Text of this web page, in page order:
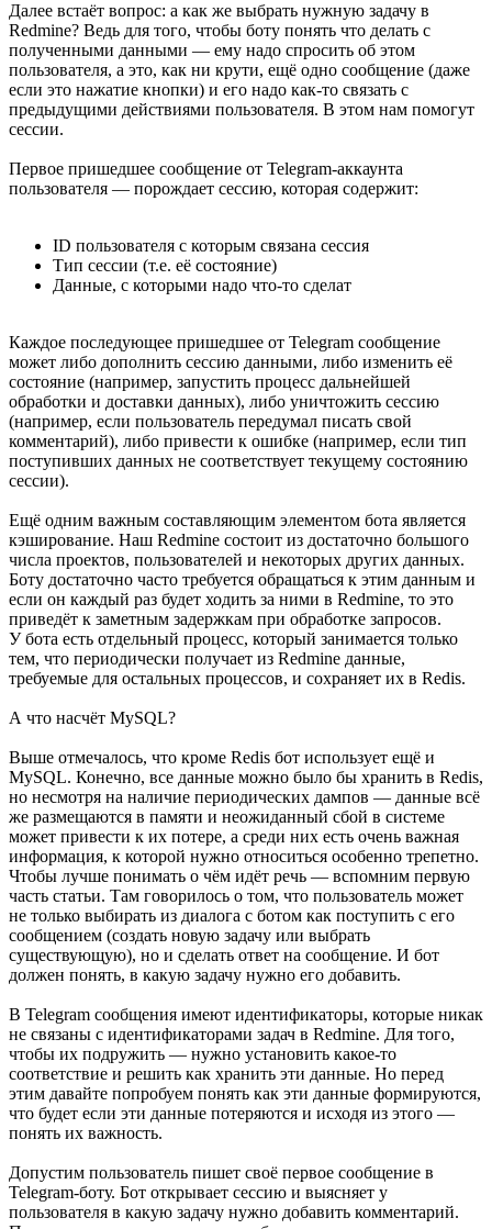
Далее встаёт вопрос: а как же выбрать нужную задачу в
Redmine? Ведь для того, чтобы боту понять что делать с
полученными данными — ему надо спросить об этом
пользователя, а это, как ни крути, ещё одно сообщение (даже
если это нажатие кнопки) и его надо как-то связать с
предыдущими действиями пользователя. В этом нам помогут
сессии.
Первое пришедшее сообщение от Telegram-аккаунта
пользователя — порождает сессию, которая содержит:
ID пользователя с которым связана сессия
Тип сессии (т.е. её состояние)
Данные, с которыми надо что-то сделат
Каждое последующее пришедшее от Telegram сообщение
может либо дополнить сессию данными, либо изменить её
состояние (например, запустить процесс дальнейшей
обработки и доставки данных), либо уничтожить сессию
(например, если пользователь передумал писать свой
комментарий), либо привести к ошибке (например, если тип
поступивших данных не соответствует текущему состоянию
сессии).
Ещё одним важным составляющим элементом бота является
кэширование. Наш Redmine состоит из достаточно большого
числа проектов, пользователей и некоторых других данных.
Боту достаточно часто требуется обращаться к этим данным и
если он каждый раз будет ходить за ними в Redmine, то это
приведёт к заметным задержкам при обработке запросов.
У бота есть отдельный процесс, который занимается только
тем, что периодически получает из Redmine данные,
требуемые для остальных процессов, и сохраняет их в Redis.
А что насчёт MySQL?
Выше отмечалось, что кроме Redis бот использует ещё и
MySQL. Конечно, все данные можно было бы хранить в Redis,
но несмотря на наличие периодических дампов — данные всё
же размещаются в памяти и неожиданный сбой в системе
может привести к их потере, а среди них есть очень важная
информация, к которой нужно относиться особенно трепетно.
Чтобы лучше понимать о чём идёт речь — вспомним первую
часть статьи. Там говорилось о том, что пользователь может
не только выбирать из диалога с ботом как поступить с его
сообщением (создать новую задачу или выбрать
существующую), но и сделать ответ на сообщение. И бот
должен понять, в какую задачу нужно его добавить.
В Telegram сообщения имеют идентификаторы, которые никак
не связаны с идентификаторами задач в Redmine. Для того,
чтобы их подружить — нужно установить какое-то
соответствие и решить как хранить эти данные. Но перед
этим давайте попробуем понять как эти данные формируются,
что будет если эти данные потеряются и исходя из этого —
понять их важность.
Допустим пользователь пишет своё первое сообщение в
Telegram-боту. Бот открывает сессию и выясняет у
пользователя в какую задачу нужно добавить комментарий.